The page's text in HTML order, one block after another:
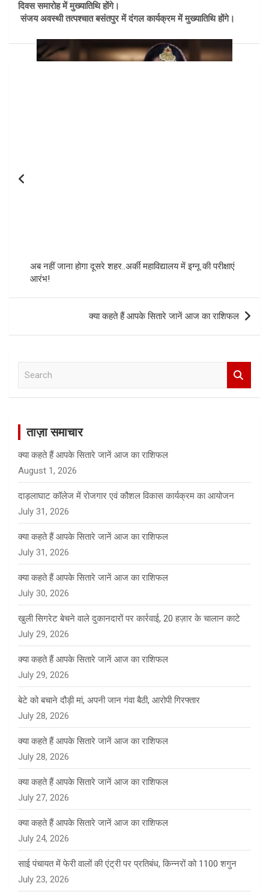
दिवस समारोह में मुख्यातिथि होंगे।
संजय अवस्थी तत्पश्चात बसंतपुर में दंगल कार्यक्रम में मुख्यातिथि होंगे।
अब नहीं जाना होगा दूसरे शहर..अर्की महाविद्यालय में इग्नू की परीक्षाएं
आरंभ!
क्या कहते हैं आपके सितारे जानें आज का राशिफल
ताज़ा समाचार
क्या कहते हैं आपके सितारे जानें आज का राशिफल
August 1, 2026
दाड़लाघाट कॉलेज में रोजगार एवं कौशल विकास कार्यक्रम का आयोजन
July 31, 2026
क्या कहते हैं आपके सितारे जानें आज का राशिफल
July 31, 2026
क्या कहते हैं आपके सितारे जानें आज का राशिफल
July 30, 2026
खुली सिगरेट बेचने वाले दुकानदारों पर कार्रवाई, 20 हज़ार के चालान काटे
July 29, 2026
क्या कहते हैं आपके सितारे जानें आज का राशिफल
July 29, 2026
बेटे को बचाने दौड़ी मां, अपनी जान गंवा बैठी, आरोपी गिरफ्तार
July 28, 2026
क्या कहते हैं आपके सितारे जानें आज का राशिफल
July 28, 2026
क्या कहते हैं आपके सितारे जानें आज का राशिफल
July 27, 2026
क्या कहते हैं आपके सितारे जानें आज का राशिफल
July 24, 2026
साई पंचायत में फेरी वालों की एंट्री पर प्रतिबंध, किन्नरों को 1100 शगुन
July 23, 2026